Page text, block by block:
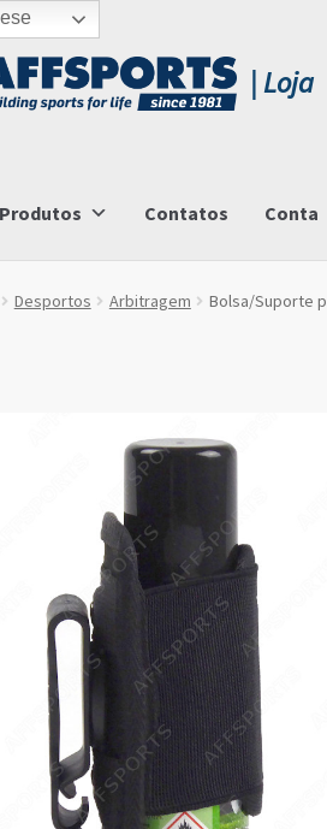
Produtos Contatos Conta
Desportos Arbitragem Bolsa/Suporte